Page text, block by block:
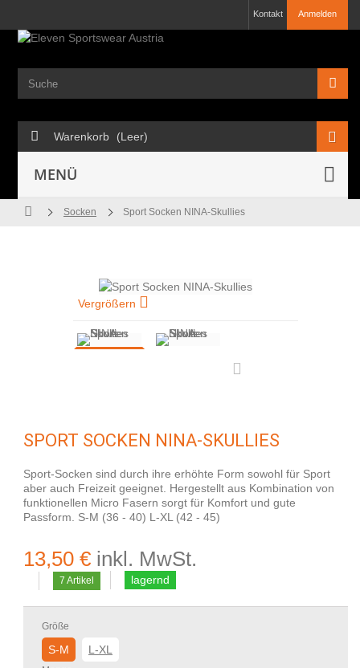
Anmelden
Kontakt
Warenkorb (Leer)
MENÜ
Socken Sport Socken NINA-Skullies
Vergrößern
SPORT SOCKEN NINA-SKULLIES
Sport-Socken sind durch ihre erhöhte Form sowohl für Sport
aber auch Freizeit geeignet. Hergestellt aus Kombination von
funktionellen Micro Fasern sorgt für Komfort und gute
Passform. S-M (36 - 40) L-XL (42 - 45)
13,50 € inkl. MwSt.
7 Artikel lagernd
Größe
S-M L-XL